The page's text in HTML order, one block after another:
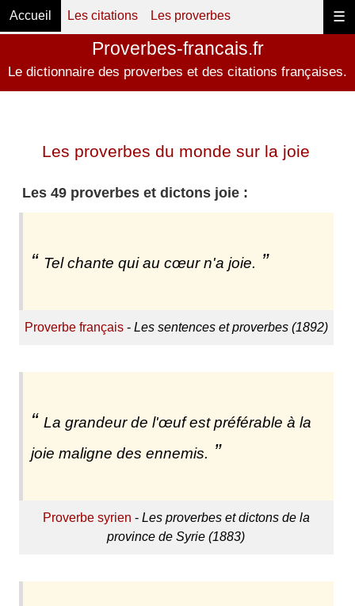
☰
Accueil Les citations Les proverbes
Proverbes-francais.fr
Le dictionnaire des proverbes et des citations françaises.
Les proverbes du monde sur la joie
Les 49 proverbes et dictons joie :
Tel chante qui au cœur n'a joie.
Proverbe français- Les sentences et proverbes (1892)
La grandeur de l'œuf est préférable à la
joie maligne des ennemis.
Proverbe syrien - Les proverbes et dictons de la
province de Syrie (1883)